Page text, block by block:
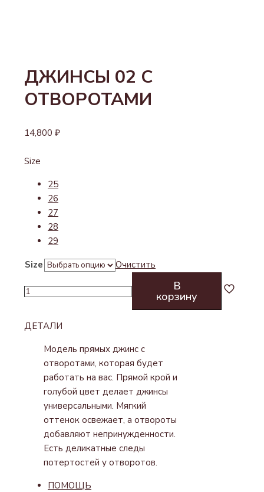
ДЖИНСЫ 02 С
ОТВОРОТАМИ
14,800 ₽
Size
25
26
27
28
29
Size
Очистить
Количество
02
ОТВОРОТАМИ
В
корзину
ДЕТАЛИ
Модель прямых джинс с
отворотами, которая будет
работать на вас. Прямой крой и
голубой цвет делает джинсы
универсальными. Мягкий
оттенок освежает, а отвороты
добавляют непринужденности.
Есть деликатные следы
потертостей у отворотов.
ПОМОЩЬ